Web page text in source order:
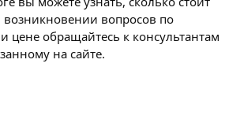
возникновении вопросов по
цене обращайтесь к консультантам
на сайте.